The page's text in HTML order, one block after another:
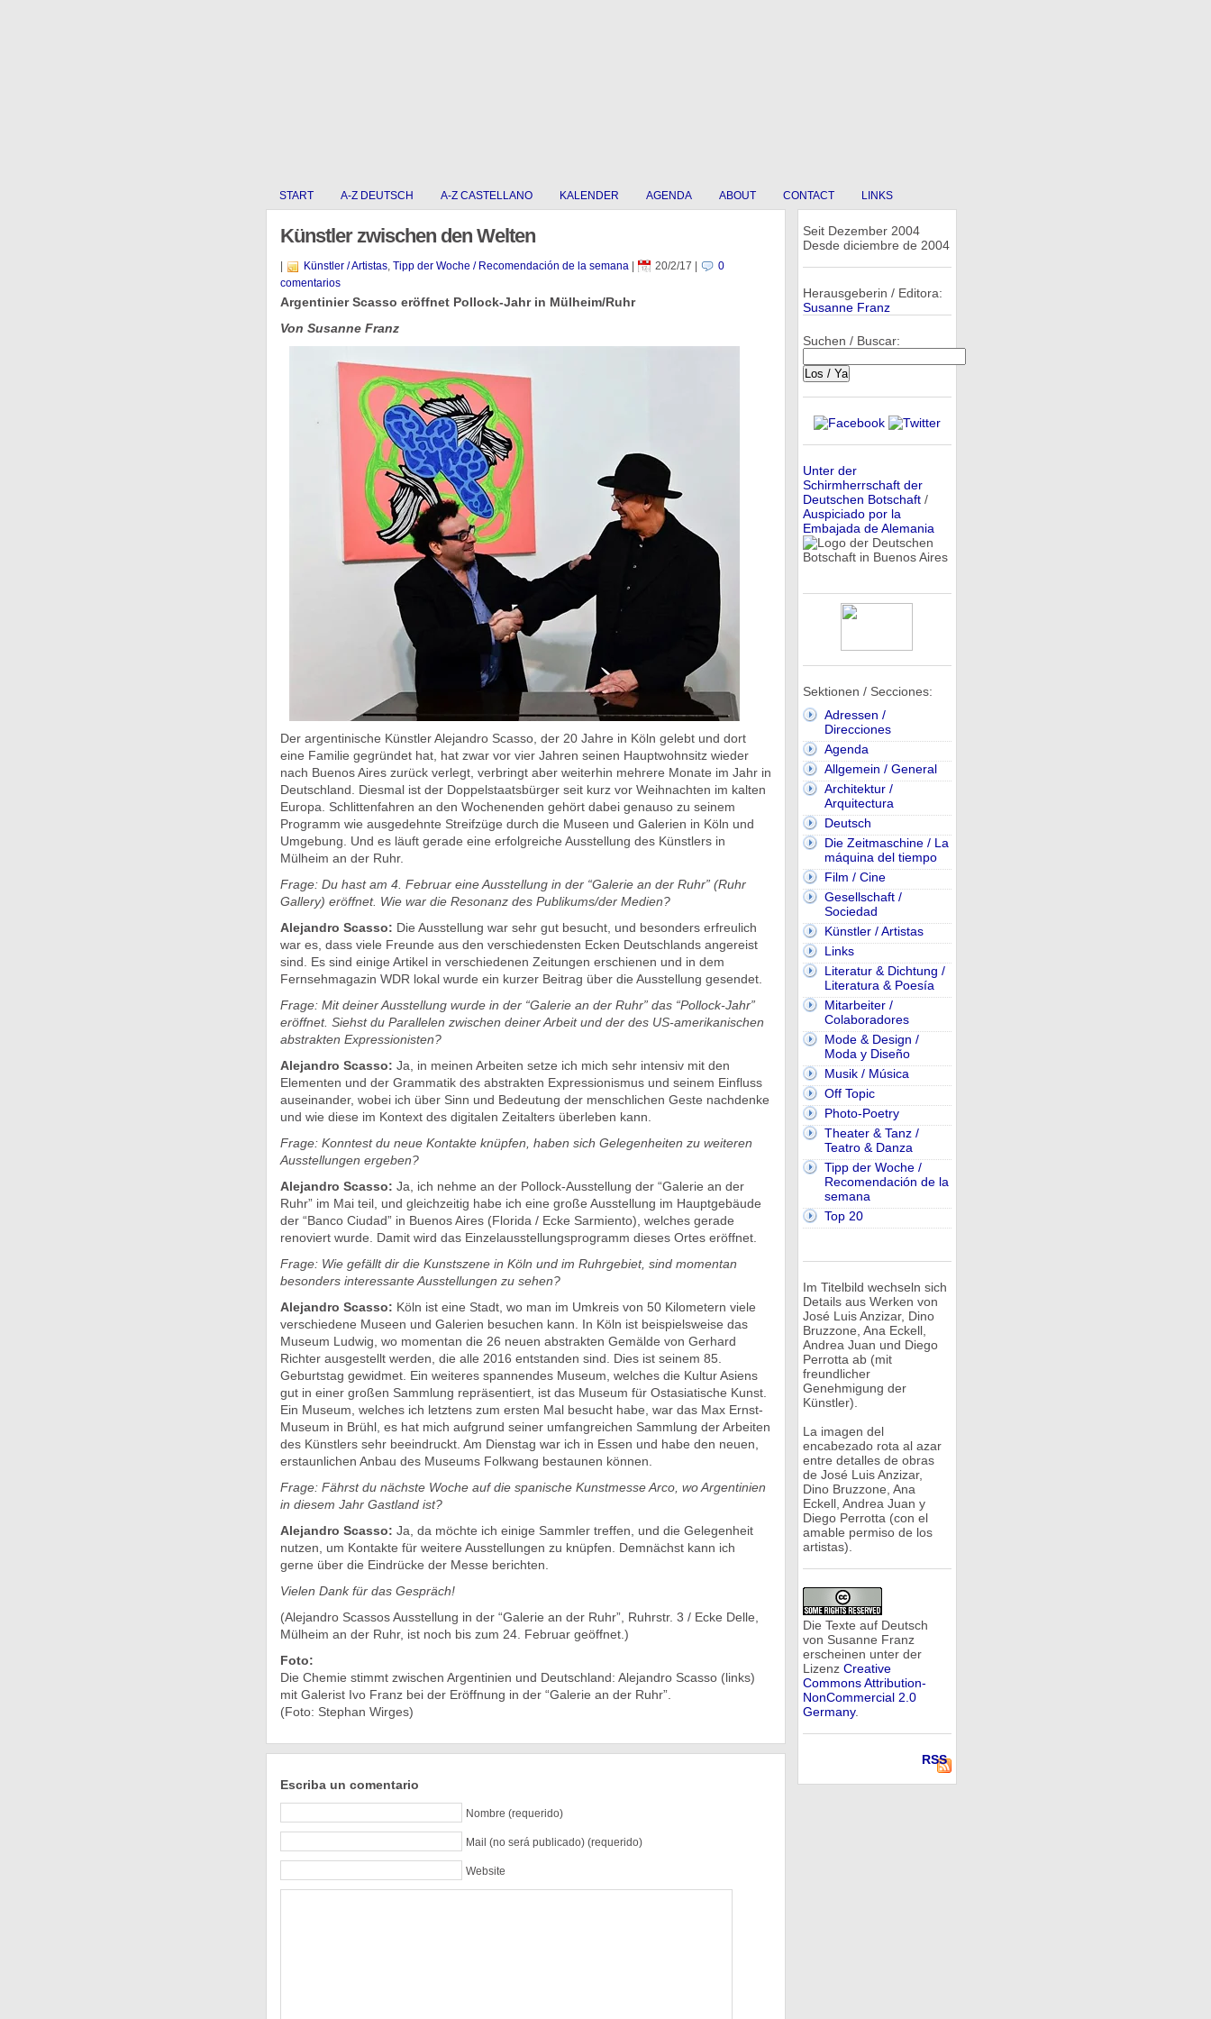
START A-Z DEUTSCH A-Z CASTELLANO KALENDER AGENDA ABOUT CONTACT LINKS
Künstler zwischen den Welten
Künstler / Artistas, Tipp der Woche / Recomendación de la semana| 20/2/17
0
comentarios
Argentinier Scasso eröffnet Pollock-Jahr in Mülheim/Ruhr
Von Susanne Franz
Der argentinische Künstler Alejandro Scasso, der 20 Jahre in Köln gelebt und dort
eine Familie gegründet hat, hat zwar vor vier Jahren seinen Hauptwohnsitz wieder
nach Buenos Aires zurück verlegt, verbringt aber weiterhin mehrere Monate im Jahr in
Deutschland. Diesmal ist der Doppelstaatsbürger seit kurz vor Weihnachten im kalten
Europa. Schlittenfahren an den Wochenenden gehört dabei genauso zu seinem
Programm wie ausgedehnte Streifzüge durch die Museen und Galerien in Köln und
Umgebung. Und es läuft gerade eine erfolgreiche Ausstellung des Künstlers in
Mülheim an der Ruhr.
Frage: Du hast am 4. Februar eine Ausstellung in der “Galerie an der Ruhr” (Ruhr
Gallery) eröffnet. Wie war die Resonanz des Publikums/der Medien?
Alejandro Scasso: Die Ausstellung war sehr gut besucht, und besonders erfreulich
war es, dass viele Freunde aus den verschiedensten Ecken Deutschlands angereist
sind. Es sind einige Artikel in verschiedenen Zeitungen erschienen und in dem
Fernsehmagazin WDR lokal wurde ein kurzer Beitrag über die Ausstellung gesendet.
Frage: Mit deiner Ausstellung wurde in der “Galerie an der Ruhr” das “Pollock-Jahr”
eröffnet. Siehst du Parallelen zwischen deiner Arbeit und der des US-amerikanischen
abstrakten Expressionisten?
Alejandro Scasso: Ja, in meinen Arbeiten setze ich mich sehr intensiv mit den
Elementen und der Grammatik des abstrakten Expressionismus und seinem Einfluss
auseinander, wobei ich über Sinn und Bedeutung der menschlichen Geste nachdenke
und wie diese im Kontext des digitalen Zeitalters überleben kann.
Frage: Konntest du neue Kontakte knüpfen, haben sich Gelegenheiten zu weiteren
Ausstellungen ergeben?
Alejandro Scasso: Ja, ich nehme an der Pollock-Ausstellung der “Galerie an der
Ruhr” im Mai teil, und gleichzeitig habe ich eine große Ausstellung im Hauptgebäude
der “Banco Ciudad” in Buenos Aires (Florida / Ecke Sarmiento), welches gerade
renoviert wurde. Damit wird das Einzelausstellungsprogramm dieses Ortes eröffnet.
Frage: Wie gefällt dir die Kunstszene in Köln und im Ruhrgebiet, sind momentan
besonders interessante Ausstellungen zu sehen?
Alejandro Scasso: Köln ist eine Stadt, wo man im Umkreis von 50 Kilometern viele
verschiedene Museen und Galerien besuchen kann. In Köln ist beispielsweise das
Museum Ludwig, wo momentan die 26 neuen abstrakten Gemälde von Gerhard
Richter ausgestellt werden, die alle 2016 entstanden sind. Dies ist seinem 85.
Geburtstag gewidmet. Ein weiteres spannendes Museum, welches die Kultur Asiens
gut in einer großen Sammlung repräsentiert, ist das Museum für Ostasiatische Kunst.
Ein Museum, welches ich letztens zum ersten Mal besucht habe, war das Max Ernst-
Museum in Brühl, es hat mich aufgrund seiner umfangreichen Sammlung der Arbeiten
des Künstlers sehr beeindruckt. Am Dienstag war ich in Essen und habe den neuen,
erstaunlichen Anbau des Museums Folkwang bestaunen können.
Frage: Fährst du nächste Woche auf die spanische Kunstmesse Arco, wo Argentinien
in diesem Jahr Gastland ist?
Alejandro Scasso: Ja, da möchte ich einige Sammler treffen, und die Gelegenheit
nutzen, um Kontakte für weitere Ausstellungen zu knüpfen. Demnächst kann ich
gerne über die Eindrücke der Messe berichten.
Vielen Dank für das Gespräch!
(Alejandro Scassos Ausstellung in der “Galerie an der Ruhr”, Ruhrstr. 3 / Ecke Delle,
Mülheim an der Ruhr, ist noch bis zum 24. Februar geöffnet.)
Foto:
Die Chemie stimmt zwischen Argentinien und Deutschland: Alejandro Scasso (links)
mit Galerist Ivo Franz bei der Eröffnung in der “Galerie an der Ruhr”.
(Foto: Stephan Wirges)
Escriba un comentario
Nombre (requerido)
Mail (no será publicado) (requerido)
Website
Seit Dezember 2004
Desde diciembre de 2004
Herausgeberin / Editora:
Susanne Franz
Suchen / Buscar:
Unter der
Schirmherrschaft der
Deutschen Botschaft/
Auspiciado por la
Embajada de Alemania
Sektionen / Secciones:
Adressen /
Direcciones
Agenda
Allgemein / General
Architektur /
Arquitectura
Deutsch
Die Zeitmaschine / La
máquina del tiempo
Film / Cine
Gesellschaft /
Sociedad
Künstler / Artistas
Links
Literatur & Dichtung /
Literatura & Poesía
Mitarbeiter /
Colaboradores
Mode & Design /
Moda y Diseño
Musik / Música
Off Topic
Photo-Poetry
Theater & Tanz /
Teatro & Danza
Tipp der Woche /
Recomendación de la
semana
Top 20
Im Titelbild wechseln sich
Details aus Werken von
José Luis Anzizar, Dino
Bruzzone, Ana Eckell,
Andrea Juan und Diego
Perrotta ab (mit
freundlicher
Genehmigung der
Künstler).
La imagen del
encabezado rota al azar
entre detalles de obras
de José Luis Anzizar,
Dino Bruzzone, Ana
Eckell, Andrea Juan y
Diego Perrotta (con el
amable permiso de los
artistas).
Die Texte auf Deutsch
von Susanne Franz
erscheinen unter der
Lizenz Creative
Commons Attribution-
NonCommercial 2.0
Germany.
RSS